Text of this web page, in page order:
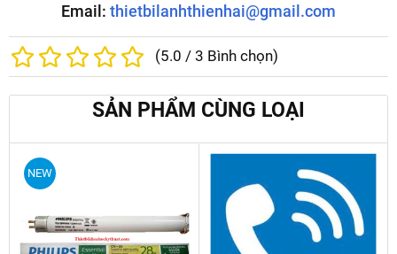
Email: thietbilanhthienhai@gmail.com
(5.0 / 3 Bình chọn)
SẢN PHẨM CÙNG LOẠI
NEW